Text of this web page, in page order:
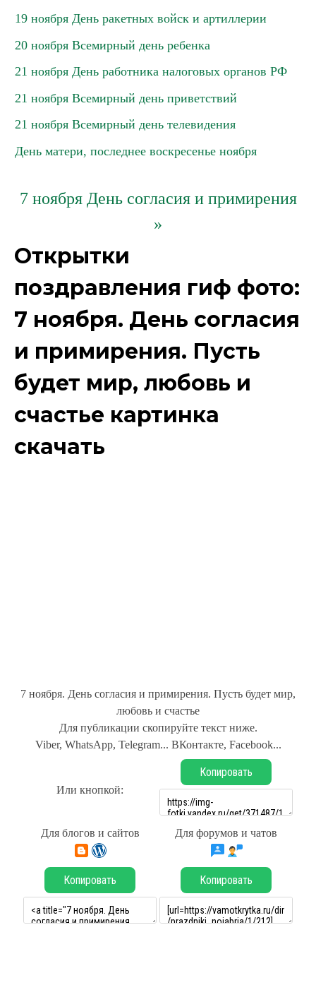
19 ноября День ракетных войск и артиллерии
20 ноября Всемирный день ребенка
21 ноября День работника налоговых органов РФ
21 ноября Всемирный день приветствий
21 ноября Всемирный день телевидения
День матери, последнее воскресенье ноября
7 ноября День согласия и примирения
»
Открытки
поздравления гиф фото:
7 ноября. День согласия
и примирения. Пусть
будет мир, любовь и
счастье картинка
скачать
7 ноября. День согласия и примирения. Пусть будет мир,
любовь и счастье
Для публикации скопируйте текст ниже.
Viber, WhatsApp, Telegram... ВКонтакте, Facebook...
Или кнопкой:
Копировать
Для блогов и сайтов Для форумов и чатов
Копировать Копировать